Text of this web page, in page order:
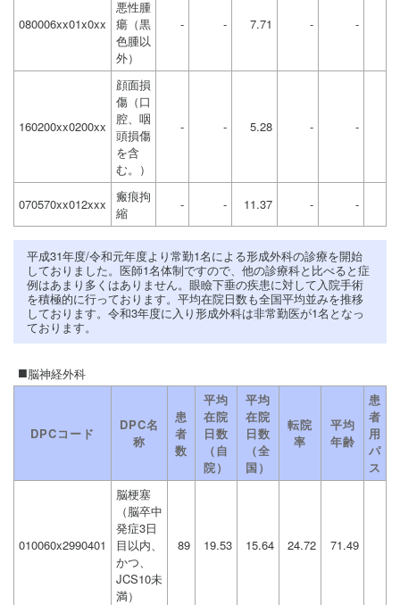
080006xx01x0xx
悪性腫
瘍（黒
色腫以
外）
- - 7.71 - -
160200xx0200xx
顔面損
傷（口
腔、咽
頭損傷
を含
む。）
- - 5.28 - -
070570xx012xxx
瘢痕拘
縮
- - 11.37 - -
平成31年度/令和元年度より常勤1名による形成外科の診療を開始
しておりました。医師1名体制ですので、他の診療科と比べると症
例はあまり多くはありません。眼瞼下垂の疾患に対して入院手術
を積極的に行っております。平均在院日数も全国平均並みを推移
しております。令和3年度に入り形成外科は非常勤医が1名となっ
ております。
脳神経外科
DPCコード
DPC名
称
患
者
数
平均
在院
日数
（自
院）
平均
在院
日数
（全
国）
転院
率
平均
年齢
患
者
用
パ
ス
010060x2990401
脳梗塞
（脳卒中
発症3日
目以内、
かつ、
JCS10未
満）
89 19.53 15.64 24.72 71.49